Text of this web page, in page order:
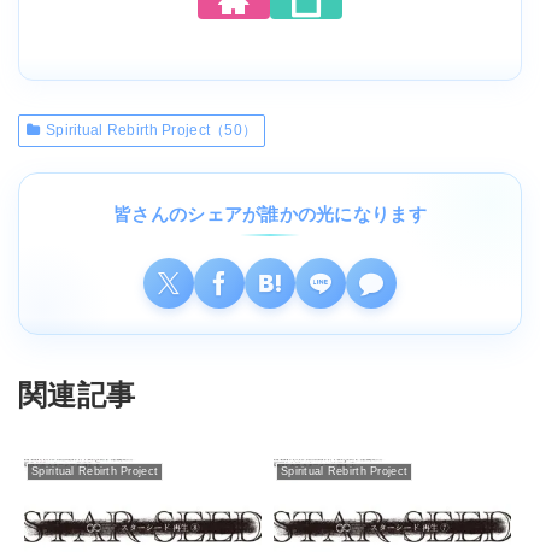
Spiritual Rebirth Project（50）
皆さんのシェアが誰かの光になります
関連記事
Spiritual Rebirth Project Spiritual Rebirth Project